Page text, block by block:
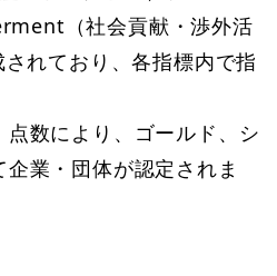
（社会貢献・渉外活
れており、各指標内で指
点数により、ゴールド、シ
企業・団体が認定されま